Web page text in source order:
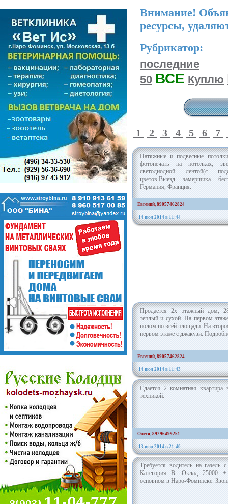
Внимание!
ресурсы,
Рубрикатор:
последние
50 ВСЕ Куплю
1 2 3 4 5 6 7
Натяжные и подвесные
фотопечать на потолках,
светодиодной лентой(с
цветов.Выезд замерщика
Германия, Франция.
Евгений, 89057462824
14 июл 2014 в 11:44
Продается 2х этажный дом,
теплый и сухой. На первом
полом по всей площади. На
первом этаже с джакузи.
Евгений, 89057462824
14 июл 2014 в 11:43
Сдается 2 комнатная
техникой.
Олеся, 89296499251
13 июл 2014 в 21:40
Требуется водитель на
Категория B. Оклад 25000
основном в Наро-Фоминске.